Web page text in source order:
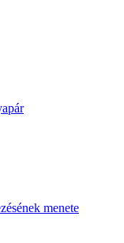
menete